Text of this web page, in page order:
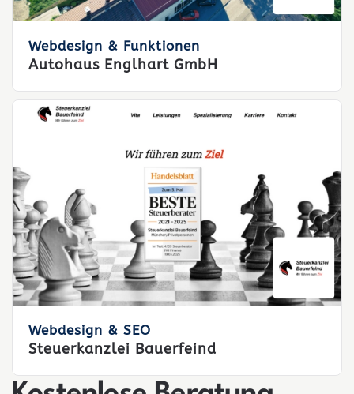
Webdesign & Funktionen
Autohaus Englhart GmbH
Webdesign & SEO
Steuerkanzlei Bauerfeind